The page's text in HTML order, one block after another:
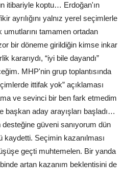
itibariyle koptu… Erdoğan'ın
ayrılığını yalnız yerel seçimlerle
umutlarını tamamen ortadan
bir döneme girildiğin kimse inkar
kararıydı, “iyi bile dayandı”
MHP'nin grup toplantısında
ittifak yok” açıklaması
ve sevinci bir ben fark etmedim
başkan aday arayışları başladı…
güveni sanıyorum dün
Seçimin kazanılması
geçti muhtemelen. Bir yanda
artan kazanım beklentisini de